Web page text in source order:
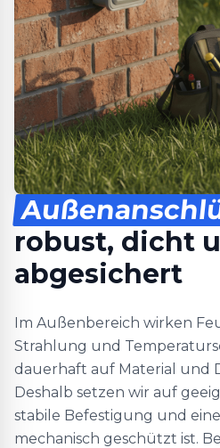
robust, dicht
abgesichert
Im Außenbereich wirken
Strahlung und
dauerhaft auf Material und
Deshalb setzen wir auf
stabile Befestigung und
mechanisch geschützt ist.